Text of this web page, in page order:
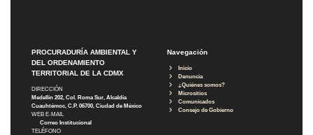
PROCURADURÍA AMBIENTAL Y
DEL ORDENAMIENTO
TERRITORIAL DE LA CDMX
DIRECCIÓN
Medellín 202, Col. Roma Sur, Alcaldía
Cuauhtémoc, C.P. 06700, Ciudad de México
WEB E-MAIL
Correo Institucional
TELÉFONO
Navegación
Inicio
Denuncia
¿Quiénes somos?
Micrositios
Comunicados
Consejo de Gobierno